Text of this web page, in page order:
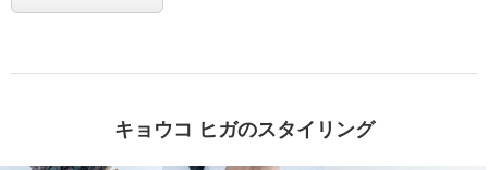
キョウコ ヒガのスタイリング